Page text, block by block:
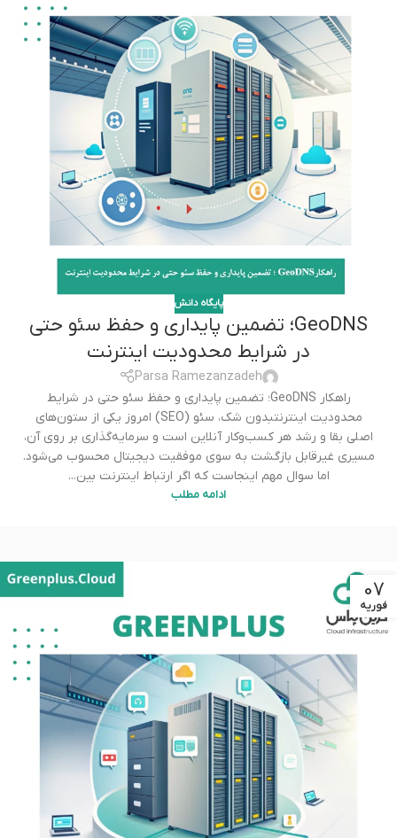
پایگاه دانش
GeoDNS؛ تضمین پایداری و حفظ سئو حتی
در شرایط محدودیت اینترنت
Parsa Ramezanzadeh
راهکار GeoDNS؛ تضمین پایداری و حفظ سئو حتی در شرایط
محدودیت اینترنتبدون شک، سئو (SEO) امروز یکی از ستون‌های
اصلی بقا و رشد هر کسب‌وکار آنلاین است و سرمایه‌گذاری بر روی آن،
مسیری غیرقابل بازگشت به سوی موفقیت دیجیتال محسوب می‌شود.
اما سوال مهم اینجاست که اگر ارتباط اینترنت بین...
ادامه مطلب
07
فوریه